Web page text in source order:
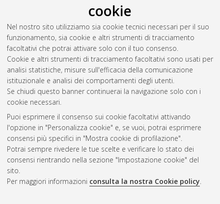
cookie
Nel nostro sito utilizziamo sia cookie tecnici necessari per il suo
funzionamento, sia cookie e altri strumenti di tracciamento
facoltativi che potrai attivare solo con il tuo consenso.
Cookie e altri strumenti di tracciamento facoltativi sono usati per
analisi statistiche, misure sull'efficacia della comunicazione
istituzionale e analisi dei comportamenti degli utenti.
Se chiudi questo banner continuerai la navigazione solo con i
cookie necessari.
Puoi esprimere il consenso sui cookie facoltativi attivando
l'opzione in "Personalizza cookie" e, se vuoi, potrai esprimere
consensi più specifici in "Mostra cookie di profilazione".
Potrai sempre rivedere le tue scelte e verificare lo stato dei
consensi rientrando nella sezione "Impostazione cookie" del
sito.
Per maggiori informazioni consulta la nostra Cookie policy.
Gestione del documento:
Atom
Rss 1.0
Rss 2.0
AMS Laurea